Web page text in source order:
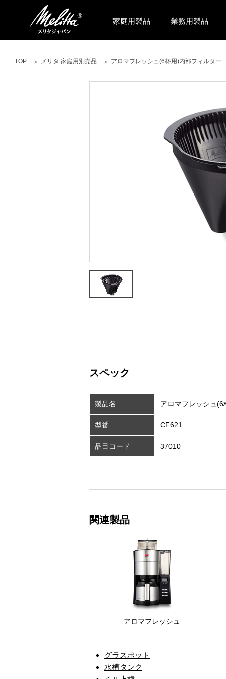
家庭用製品 業務用製品
TOP メリタ 家庭用別売品 アロマフレッシュ(6杯用)内部フィルター
スペック
製品名 アロマフレッシュ
型番 CF621
品目コード 37010
関連製品
アロマフレッシュ
グラスポット
水槽タンク